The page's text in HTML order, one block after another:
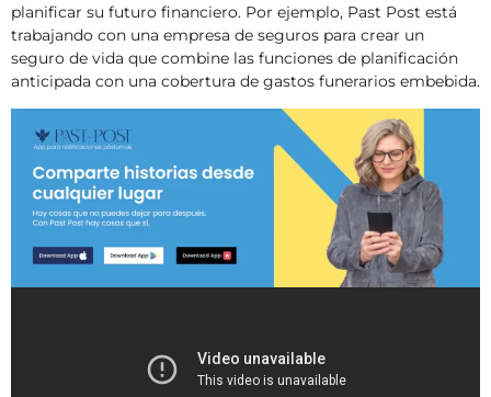
planificar su futuro financiero. Por ejemplo, Past Post está
trabajando con una empresa de seguros para crear un
seguro de vida que combine las funciones de planificación
anticipada con una cobertura de gastos funerarios embebida.